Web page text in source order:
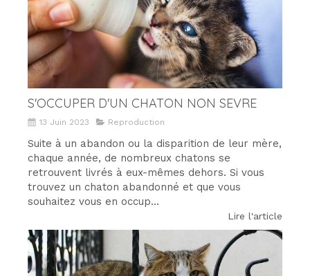
S'OCCUPER D'UN CHATON NON SEVRE
13 Juin 2023 Reproduction
Suite à un abandon ou la disparition de leur mère,
chaque année, de nombreux chatons se
retrouvent livrés à eux-mêmes dehors. Si vous
trouvez un chaton abandonné et que vous
souhaitez vous en occup...
Lire l'article